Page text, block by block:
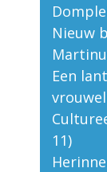
Nieuw
Een
11)